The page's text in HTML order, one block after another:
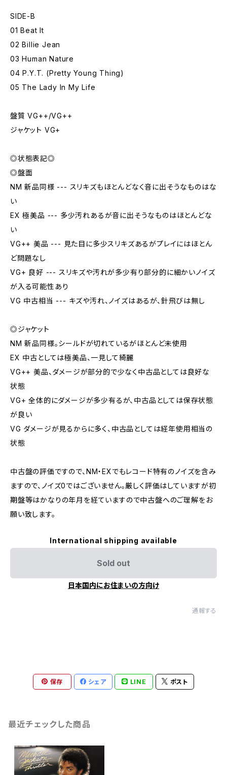
SIDE-B
01 Beat It
02 Billie Jean
03 Human Nature
04 P.Y.T. (Pretty Young Thing)
05 The Lady In My Life
盤質 VG++/VG++
ジャケット VG+
◎状態表記◎
◎盤面
NM 新品同様 --- スリキズもほとんどなく音に出そうなものはな
い
EX 極美品 --- 多少汚れあるが音に出そうなものはほとんどな
い
VG++ 美品 --- 見た目に多少スリキズあるがプレイにはほとん
ど問題なし
VG+ 良好 --- スリキズや汚れが多少有り部分的に細かいノイズ
が入る可能性あり
VG 中古相当 --- キズや汚れ、ノイズはあるが、針飛びは無し
◎ジャケット
NM 新品同様。シールドが切れているがほとんど未使用
EX 中古としては極美品、一見して綺麗
VG++ 美品、ダメージが部分的で少なく中古品としては良好な
状態
VG+ 全体的にダメージが多少有るが、中古品としては保存状態
が良い
VG ダメージが見るからに多く、中古品としては経年使用相当の
状態
中古盤の評価ですので、NM・EXでもレコード特有のノイズを含み
ますので、ノイズ0ではございません。厳しく評価はしていますが初
期盤等はかなりの年月を経ていますので中古盤へのご理解をお
願い致します。
International shipping available
Sold out
日本国内にお住まいの方向け
通報する
保存 シェア LINE ポスト
最近チェックした商品